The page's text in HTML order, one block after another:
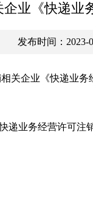
业《快递业
发布时间：2023-
关企业《快递业务
业务经营许可注